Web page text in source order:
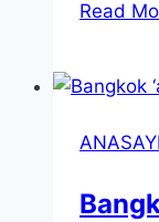
Read